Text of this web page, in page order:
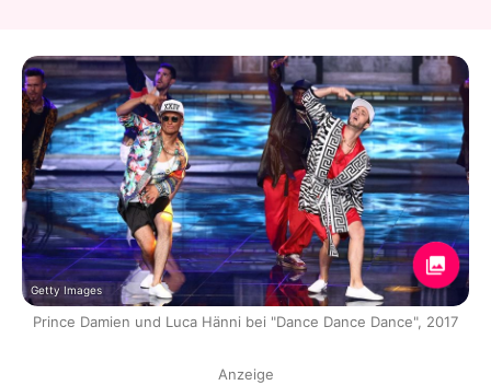
Getty Images
Prince Damien und Luca Hänni bei "Dance Dance Dance", 2017
Anzeige